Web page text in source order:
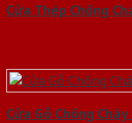
Cửa Thép Chống
Cửa Gỗ Chống